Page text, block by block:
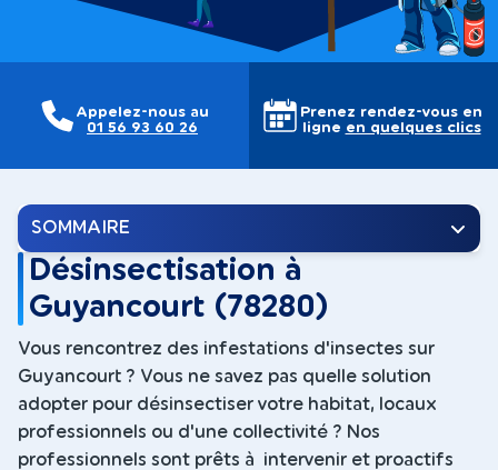
Appelez-nous au
01 56 93 60 26
Prenez rendez-vous en
ligne en quelques clics
SOMMAIRE
Désinsectisation à
Guyancourt (78280)
Vous rencontrez des infestations d'insectes sur
Guyancourt ? Vous ne savez pas quelle solution
adopter pour désinsectiser votre habitat, locaux
professionnels ou d'une collectivité ? Nos
professionnels sont prêts à intervenir et proactifs